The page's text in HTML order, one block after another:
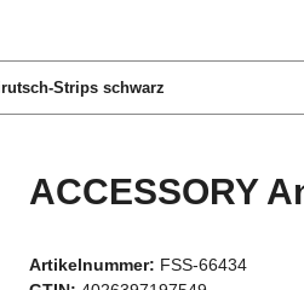
Strips schwarz
ACCESSORY
Artikelnummer: FSS-66434